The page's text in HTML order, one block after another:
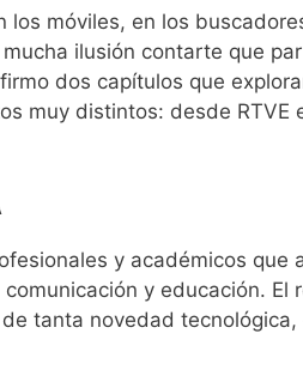
móviles, en los
ilusión contarte que
dos capítulos que
muy distintos: desde RTVE
y académicos que
y educación. El
tanta novedad tecnológica,